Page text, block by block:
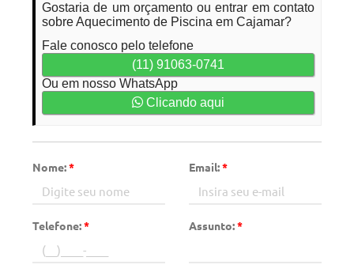
Gostaria de um orçamento ou entrar em contato
sobre Aquecimento de Piscina em Cajamar?
Fale conosco pelo telefone
(11) 91063-0741
Ou em nosso WhatsApp
Clicando aqui
Nome:* Email:*
Telefone:* Assunto:*